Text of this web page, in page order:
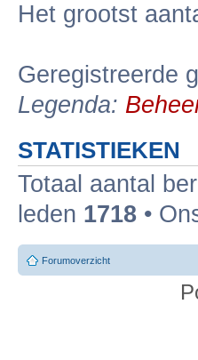
Het grootst
Geregistreerde
Legenda:
STATISTIEKEN
Totaal aantal
leden 1718 •
Forumoverzicht